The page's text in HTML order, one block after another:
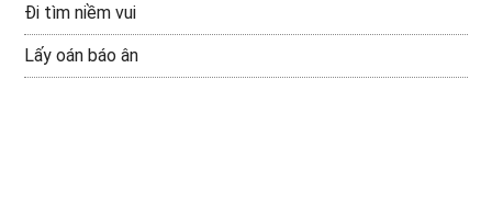
Đi tìm niềm vui
Lấy oán báo ân